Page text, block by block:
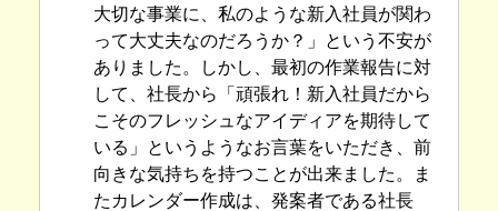
大切な事業に、私のような新入社員が関わ
って大丈夫なのだろうか？」という不安が
ありました。しかし、最初の作業報告に対
して、社長から「頑張れ！新入社員だから
こそのフレッシュなアイディアを期待して
いる」というようなお言葉をいただき、前
向きな気持ちを持つことが出来ました。ま
たカレンダー作成は、発案者である社長